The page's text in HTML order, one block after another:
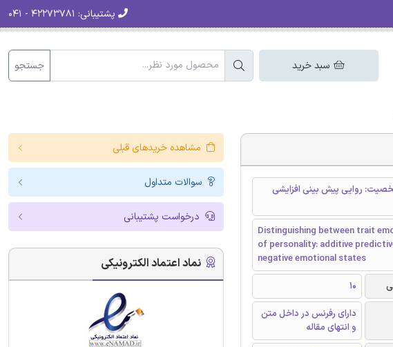
پشتیبانی:
سبد خرید جستجو
روایی پیش بینی افزایشی
Distinguishing between trait
of personality: additive
negative emotional states
10
دارای رفرنس در داخل متن
و انتهای مقاله
مشاهده خریدهای قبلی
سوالات متداول
درخواست پشتیبانی
نماد اعتماد الکترونیکی